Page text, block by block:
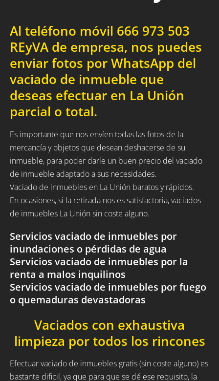
Al teléfono móvil 666 973 503
REyVA de empresa, nos puedes
enviar fotos por WhatsApp del
vaciado de inmueble que
deseas efectuar en La Unión
parcial o total.
Es importante que nos envíen todas las fotos de la
mercancía y objetos que desean deshacerse de su
inmueble, para poder darle un buen precio del vaciado
de inmueble adaptado a sus necesidades.
Vaciado de inmuebles en La Unión baratos y rápidos.
En ocasiones, si la retirada nos es satisfactoria, vaciados
de inmuebles La Unión sin coste alguno.
Servicios vaciado de inmuebles por
inundaciones o pérdidas de agua
Servicios vaciado de inmuebles por la
renta a malos inquilinos
Servicios vaciado de inmuebles por fuego
o quemaduras devastadoras
Vaciados con exhaustiva
limpieza por todos los rincones
Efectuar vaciado de inmuebles gratis (sin coste alguno) es
bastante dificil, ya que para que se dé ese requisito, la